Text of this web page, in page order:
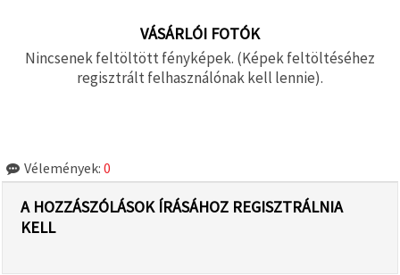
VÁSÁRLÓI FOTÓK
Nincsenek feltöltött fényképek. (Képek feltöltéséhez
regisztrált felhasználónak kell lennie).
Vélemények: 0
A HOZZÁSZÓLÁSOK ÍRÁSÁHOZ REGISZTRÁLNIA
KELL